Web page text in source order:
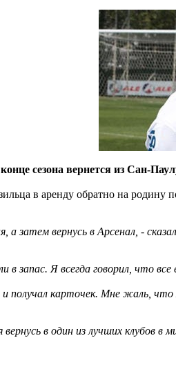
сезона вернется из Сан-
в аренду обратно на родину
затем вернусь в Арсенал, - сказал
в запас. Я всегда говорил, что
получал карточек. Мне жаль,
в один из лучших клубов в